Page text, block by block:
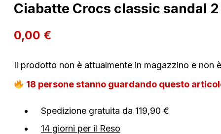
Ciabatte Crocs classic sandal 2
0,00 €
Il prodotto non è attualmente in magazzino e non
18 persone stanno guardando questo
Spedizione gratuita da 119,90 €
14 giorni per il Reso